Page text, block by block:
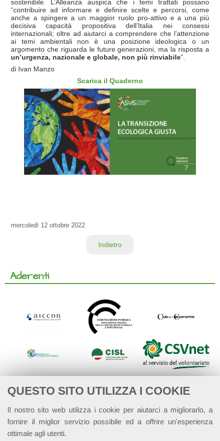
QUESTO SITO UTILIZZA I COOKIE
Il nostro sito web utilizza i cookie per aiutarci a migliorarlo, a
fornire il miglior servizio possibile ed a offrire un'esperienza
ottimale agli utenti.
sostenibile. L’Alleanza auspica che i temi trattati possano
“contribuire ad informare e definire scelte e percorsi, come
anche a spingere a un maggior ruolo pro-attivo e a una più
decisiva capacità propositiva dell’Italia nei consessi
internazionali; oltre ad aiutarci a comprendere che l’attenzione
ai temi ambientali non è una posizione ideologica o un
argomento che riguarda le future generazioni, ma la risposta a
un’urgenza, nazionale e globale, non più rinviabile”.
di Ivan Manzo
Scarica il Quaderno
mercoledì 12 ottobre 2022
Indietro
Aderenti